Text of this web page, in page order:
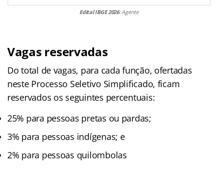
Edital IBGE 2026: Agente
Vagas reservadas
Do total de vagas, para cada função, ofertadas
neste Processo Seletivo Simplificado, ficam
reservados os seguintes percentuais:
25% para pessoas pretas ou pardas;
3% para pessoas indígenas; e
2% para pessoas quilombolas